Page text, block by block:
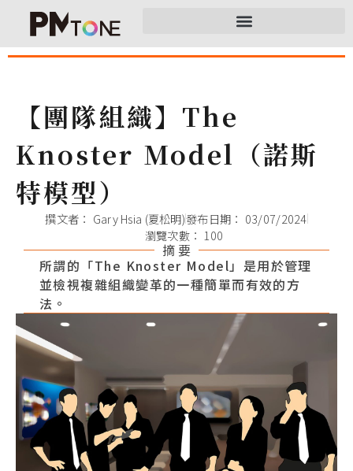
【團隊組織】The
Knoster Model（諾斯
特模型）
撰文者： Gary Hsia (夏松明)發布日期： 03/07/2024
瀏覽次數： 100
摘 要
所謂的「The Knoster Model」是用於管理
並檢視複雜組織變革的一種簡單而有效的方
法。